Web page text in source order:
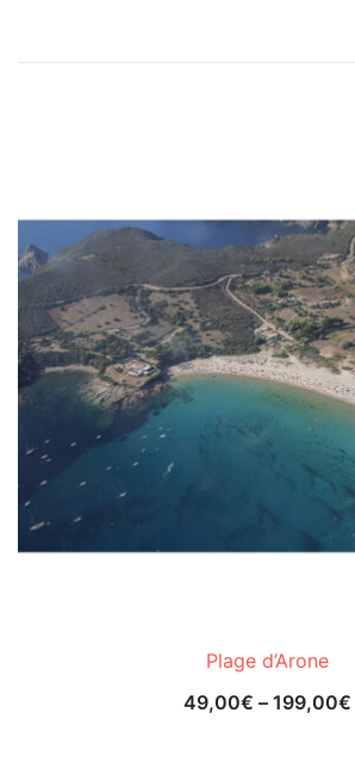
Plage d’Arone
49,00€ – 199,00€